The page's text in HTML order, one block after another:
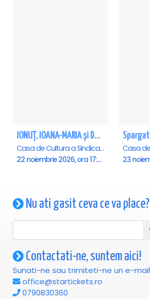
IONUȚ, IOANA-MARIA și DOINIȚA DOLĂNESCU -NU UITA CĂ EȘTI ROMÂN - Ploiesti
Casa de Cultura a Sindicatelor , Ploiesti
22 noiembrie 2026, ora 17:30
Nu ati gasit ceva ce va place?
Contactati-ne, suntem aici!
Sunati-ne sau trimiteti-ne un e-mail
office@startickets.ro
0790830360